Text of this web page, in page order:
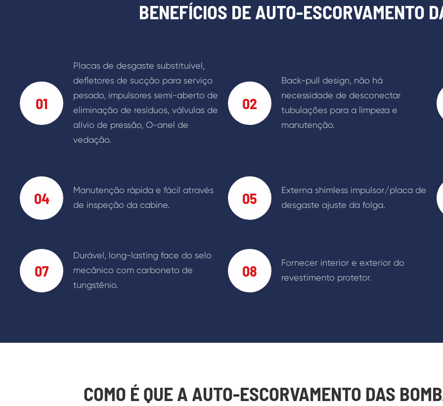
BENEFÍCIOS DE AUTO-ESCORVAMENTO
01
Placas de desgaste substituível,
defletores de sucção para serviço
pesado, impulsores semi-aberto de
eliminação de resíduos, válvulas de
alívio de pressão, O-anel de
vedação.
02
Back-pull design, não há
necessidade de desconectar
tubulações para a limpeza e
manutenção.
04
Manutenção rápida e fácil através
de inspeção da cabine.
05
Externa shimless impulsor/placa de
desgaste ajuste da folga.
07
Durável, long-lasting face do selo
mecânico com carboneto de
tungstênio.
08
Fornecer interior e exterior do
revestimento protetor.
COMO É QUE A AUTO-ESCORVAMENTO DAS